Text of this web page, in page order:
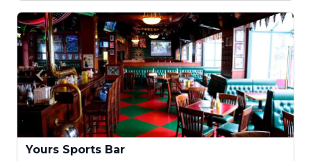
Yours Sports Bar